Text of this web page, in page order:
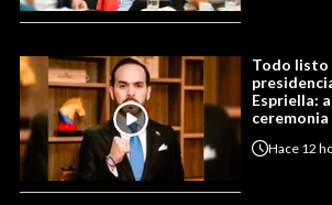
Todo listo
Espriella:
ceremonia
Hace 12